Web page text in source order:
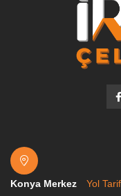
Konya Merkez Yol